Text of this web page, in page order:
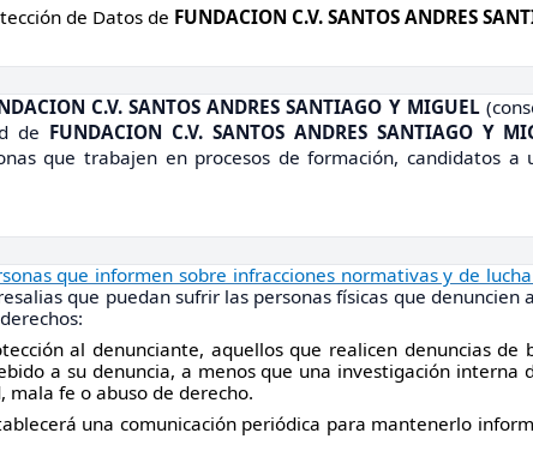
de Datos de FUNDACION C.V. SANTOS ANDRES
C.V. SANTOS ANDRES SANTIAGO Y MIGUEL
de FUNDACION C.V. SANTOS ANDRES SANTIAGO Y
que trabajen en procesos de formación, candidatos
que informen sobre infracciones normativas y de
que puedan sufrir las personas físicas que denuncien
al denunciante, aquellos que realicen denuncias
a su denuncia, a menos que una investigación interna
fe o abuso de derecho.
una comunicación periódica para mantenerlo